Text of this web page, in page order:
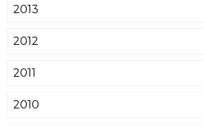
2013
2012
2011
2010